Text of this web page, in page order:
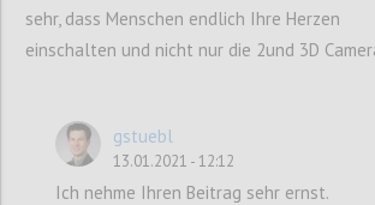
Licht; akustische Signale;
Wir würden uns über
sehr, dass Menschen endlich Ihre Herzen
einschalten und nicht nur die 2und 3D
gstuebl
13.01.2021 - 12:12
Ich nehme Ihren Beitrag sehr ernst.